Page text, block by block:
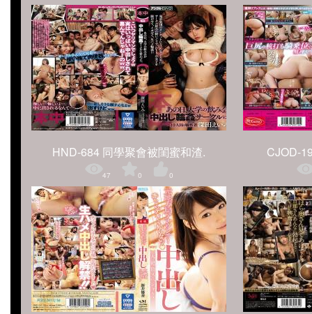
HND-684 同學聚會被閨蜜和渣.
47 0 0
CJOD-